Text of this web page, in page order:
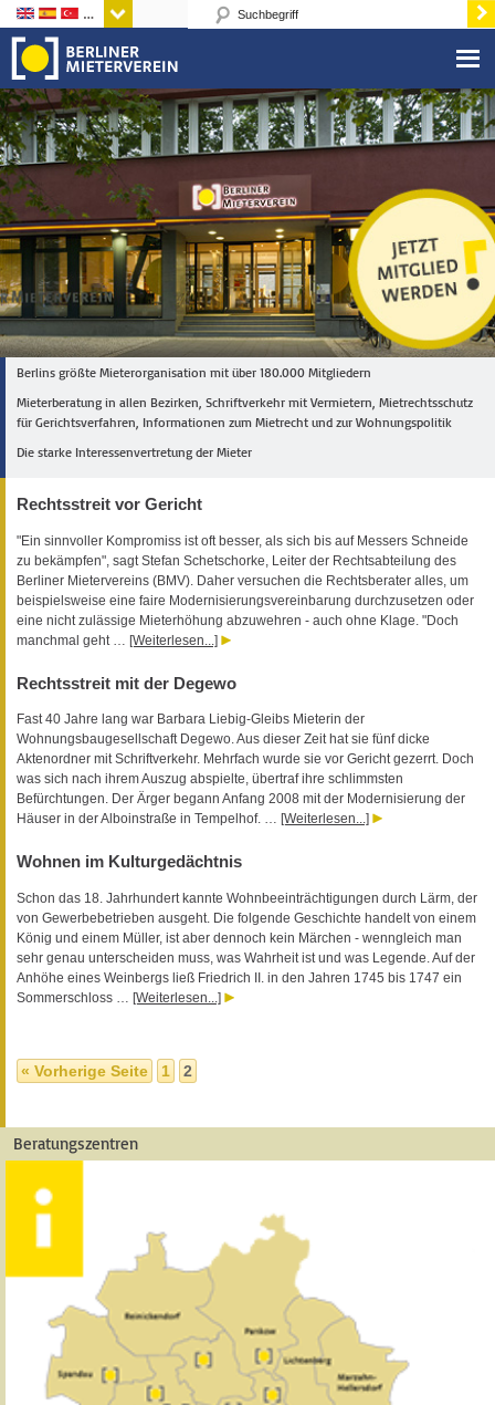
Sprachen
Berlins größte Mieterorganisation mit über 180.000 Mitgliedern
Mieterberatung in allen Bezirken, Schriftverkehr mit Vermietern, Mietrechtsschutz
für Gerichtsverfahren, Informationen zum Mietrecht und zur Wohnungspolitik
Die starke Interessenvertretung der Mieter
Rechtsstreit vor Gericht
"Ein sinnvoller Kompromiss ist oft besser, als sich bis auf Messers Schneide
zu bekämpfen", sagt Stefan Schetschorke, Leiter der Rechtsabteilung des
Berliner Mietervereins (BMV). Daher versuchen die Rechtsberater alles, um
beispielsweise eine faire Modernisierungsvereinbarung durchzusetzen oder
eine nicht zulässige Mieterhöhung abzuwehren - auch ohne Klage. "Doch
manchmal geht … [Weiterlesen...]
Rechtsstreit mit der Degewo
Fast 40 Jahre lang war Barbara Liebig-Gleibs Mieterin der
Wohnungsbaugesellschaft Degewo. Aus dieser Zeit hat sie fünf dicke
Aktenordner mit Schriftverkehr. Mehrfach wurde sie vor Gericht gezerrt. Doch
was sich nach ihrem Auszug abspielte, übertraf ihre schlimmsten
Befürchtungen. Der Ärger begann Anfang 2008 mit der Modernisierung der
Häuser in der Alboinstraße in Tempelhof. … [Weiterlesen...]
Wohnen im Kulturgedächtnis
Schon das 18. Jahrhundert kannte Wohnbeeinträchtigungen durch Lärm, der
von Gewerbebetrieben ausgeht. Die folgende Geschichte handelt von einem
König und einem Müller, ist aber dennoch kein Märchen - wenngleich man
sehr genau unterscheiden muss, was Wahrheit ist und was Legende. Auf der
Anhöhe eines Weinbergs ließ Friedrich II. in den Jahren 1745 bis 1747 ein
Sommerschloss … [Weiterlesen...]
« Vorherige Seite 1 2
Beratungszentren